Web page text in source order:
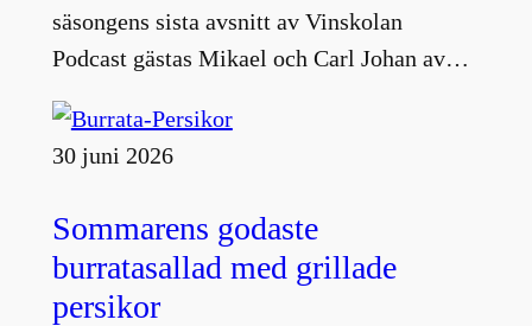
säsongens sista avsnitt av Vinskolan
Podcast gästas Mikael och Carl Johan av…
30 juni 2026
Sommarens godaste
burratasallad med grillade
persikor